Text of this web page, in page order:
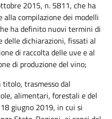
2015, n. 5811, che ha
compilazione dei modelli
ha definito nuovi termini di
delle dichiarazioni, fissati al
di raccolta delle uve e al
di produzione del vino;
titolo, trasmesso dal
alimentari, forestali e del
giugno 2019, in cui si